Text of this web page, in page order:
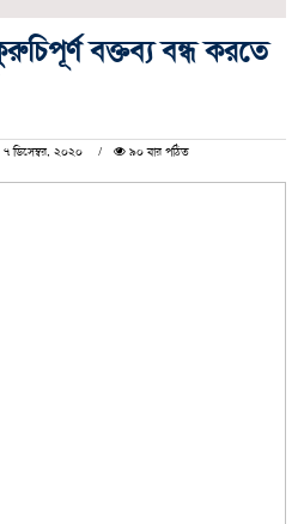
বক্তব্য বন্ধ করতে
ডিসেম্বর, ২০২০
৯০ বার পঠিত